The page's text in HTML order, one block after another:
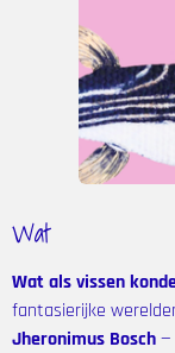
Wat
Wat als vissen
fantasierijke
Jheronimus Bosch—